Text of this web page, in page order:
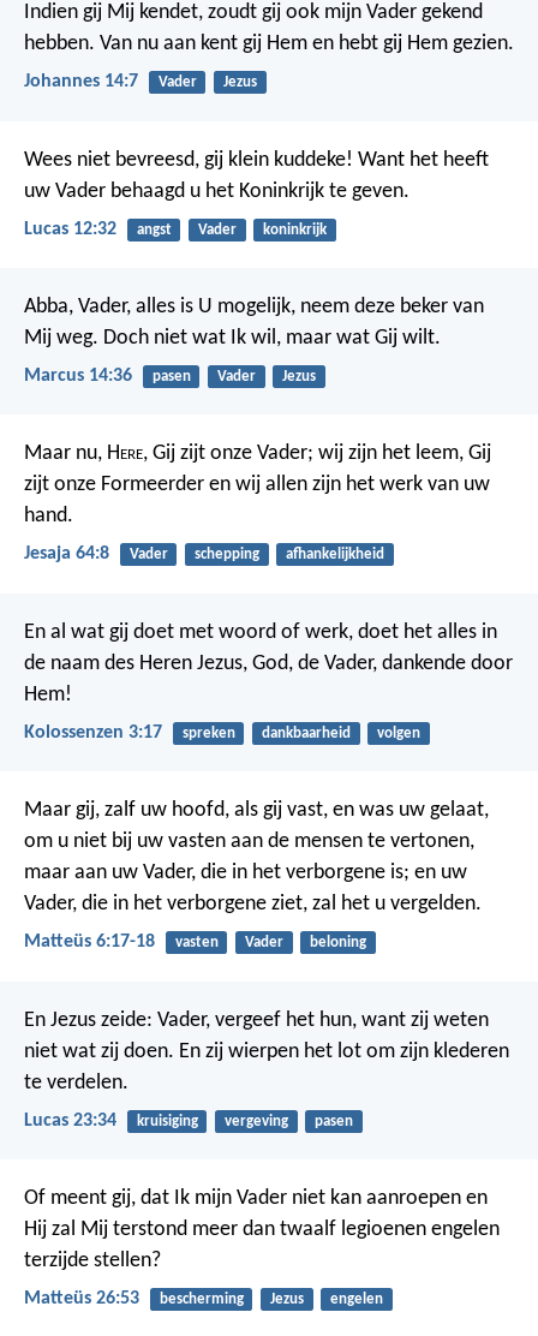
Indien gij Mij kendet, zoudt gij ook mijn Vader gekend
hebben. Van nu aan kent gij Hem en hebt gij Hem gezien.
Johannes 14:7 Vader Jezus
Wees niet bevreesd, gij klein kuddeke! Want het heeft
uw Vader behaagd u het Koninkrijk te geven.
Lucas 12:32 angst Vader koninkrijk
Abba, Vader, alles is U mogelijk, neem deze beker van
Mij weg. Doch niet wat Ik wil, maar wat Gij wilt.
Marcus 14:36 pasen Vader Jezus
Maar nu, Here, Gij zijt onze Vader; wij zijn het leem, Gij
zijt onze Formeerder en wij allen zijn het werk van uw
hand.
Jesaja 64:8 Vader schepping afhankelijkheid
En al wat gij doet met woord of werk, doet het alles in
de naam des Heren Jezus, God, de Vader, dankende door
Hem!
Kolossenzen 3:17 spreken dankbaarheid volgen
Maar gij, zalf uw hoofd, als gij vast, en was uw gelaat,
om u niet bij uw vasten aan de mensen te vertonen,
maar aan uw Vader, die in het verborgene is; en uw
Vader, die in het verborgene ziet, zal het u vergelden.
Matteüs 6:17-18 vasten Vader beloning
En Jezus zeide: Vader, vergeef het hun, want zij weten
niet wat zij doen. En zij wierpen het lot om zijn klederen
te verdelen.
Lucas 23:34 kruisiging vergeving pasen
Of meent gij, dat Ik mijn Vader niet kan aanroepen en
Hij zal Mij terstond meer dan twaalf legioenen engelen
terzijde stellen?
Matteüs 26:53 bescherming Jezus engelen